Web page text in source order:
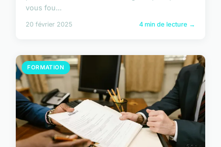
vous fou...
20 février 2025 4 min de lecture →
FORMATION